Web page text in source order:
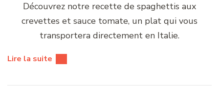
Découvrez notre recette de spaghettis aux
crevettes et sauce tomate, un plat qui vous
transportera directement en Italie.
Lire la suite